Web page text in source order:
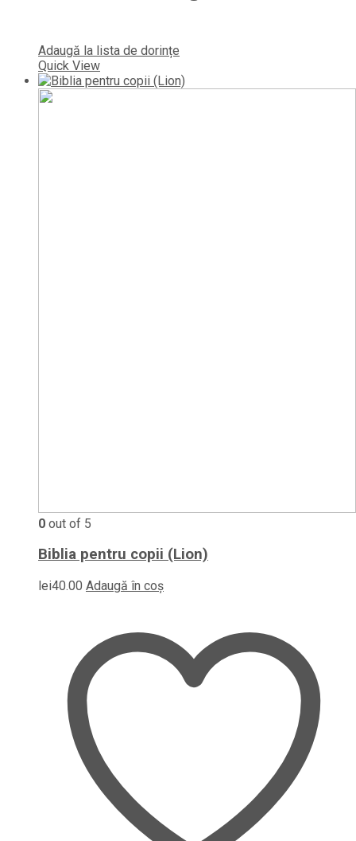
Adaugă la lista de dorințe
Quick View
0 out of 5
Biblia pentru copii (Lion)
lei40.00 Adaugă în coș